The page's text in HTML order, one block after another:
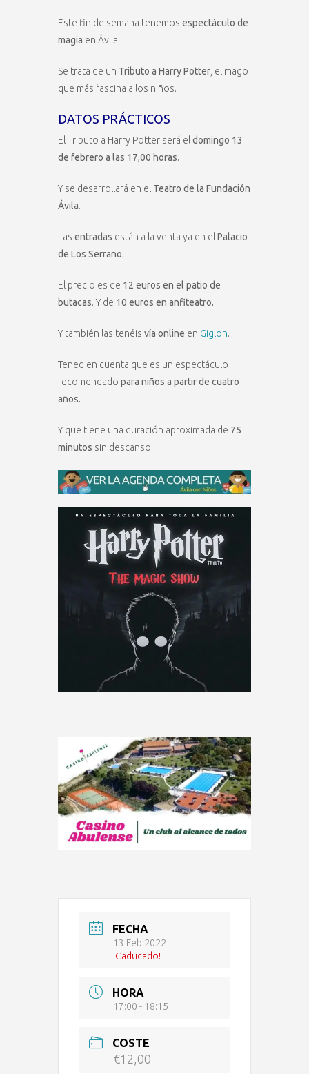
Este fin de semana tenemos espectáculo de
magia en Ávila.
Se trata de un Tributo a Harry Potter , el mago
que más fascina a los niños.
DATOS PRÁCTICOS
El Tributo a Harry Potter será el domingo 13
de febrero a las 17,00 horas.
Y se desarrollará en el Teatro de la Fundación
Ávila.
Las entradas están a la venta ya en el Palacio
de Los Serrano.
El precio es de 12 euros en el patio de
butacas. Y de 10 euros en anfiteatro.
Y también las tenéis vía online en Giglon.
Tened en cuenta que es un espectáculo
recomendado para niños a partir de cuatro
años.
Y que tiene una duración aproximada de 75
minutos sin descanso.
FECHA
13 Feb 2022
¡Caducado!
HORA
17:00 - 18:15
COSTE
€12,00